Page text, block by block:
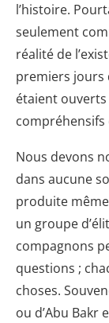
l’histoire.
seulement
réalité de
premiers jours
étaient
compréhensifs
Nous devons
dans aucune
produite
un groupe
compagnons
questions ;
choses.
ou d’Abu Bakr